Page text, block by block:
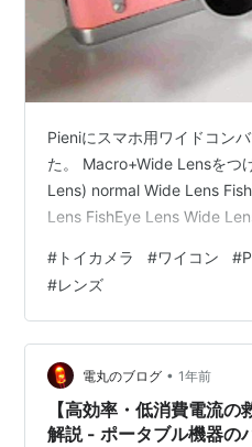
Pieniにスマホ用ワイドコン
た。 Macro+Wide Lensをつ
Lens) normal Wide Lens
Lens FishEye Lens Wide
# トイカメラ #ワイコン #
#レンズ
電丸のブログ • 1年前
【高効率・低消費電流
解説 - ポータブル機器の